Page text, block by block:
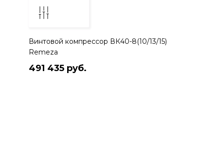
Винтовой компрессор ВК40-8(10/13/15)
Remeza
491 435 руб.